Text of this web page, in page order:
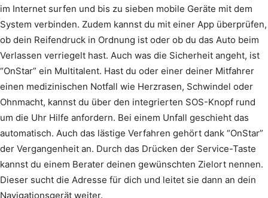
im Internet surfen und bis zu sieben mobile Geräte mit dem
System verbinden. Zudem kannst du mit einer App überprüfen,
ob dein Reifendruck in Ordnung ist oder ob du das Auto beim
Verlassen verriegelt hast. Auch was die Sicherheit angeht, ist
“OnStar” ein Multitalent. Hast du oder einer deiner Mitfahrer
einen medizinischen Notfall wie Herzrasen, Schwindel oder
Ohnmacht, kannst du über den integrierten SOS-Knopf rund
um die Uhr Hilfe anfordern. Bei einem Unfall geschieht das
automatisch. Auch das lästige Verfahren gehört dank “OnStar”
der Vergangenheit an. Durch das Drücken der Service-Taste
kannst du einem Berater deinen gewünschten Zielort nennen.
Dieser sucht die Adresse für dich und leitet sie dann an dein
Navigationsgerät weiter.